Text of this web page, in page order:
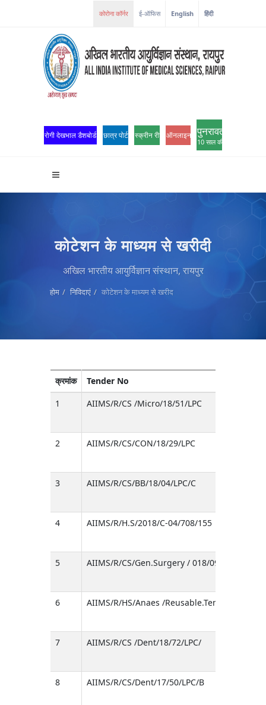
कोरोना कॉर्नर ई-ऑफिस English हिंदी
रोगी देखभाल डैशबोर्ड छात्र पोर्टल स्क्रीन रीडर एक्सेसऑनलाइन ओपीडी पंजीकरण
पुनरावर्तन
10 साल की उत्कृष्टता
कोटेशन के माध्यम से खरीदी
अखिल भारतीय आयुर्विज्ञान संस्थान, रायपुर
होम निविदाएं कोटेशन के माध्यम से खरीद
क्रमांक
Tender No
1
AIIMS/R/CS /Micro/18/51/LPC
2 AIIMS/R/CS/CON/18/29/LPC
3 AIIMS/R/CS/BB/18/04/LPC/C
4 AIIMS/R/H.S/2018/C-04/708/155
5 AIIMS/R/CS/Gen.Surgery / 018/09-022/LPC/A
6 AIIMS/R/HS/Anaes /Reusable.Temp.Probe/
7 AIIMS/R/CS /Dent/18/72/LPC/
8 AIIMS/R/CS/Dent/17/50/LPC/B